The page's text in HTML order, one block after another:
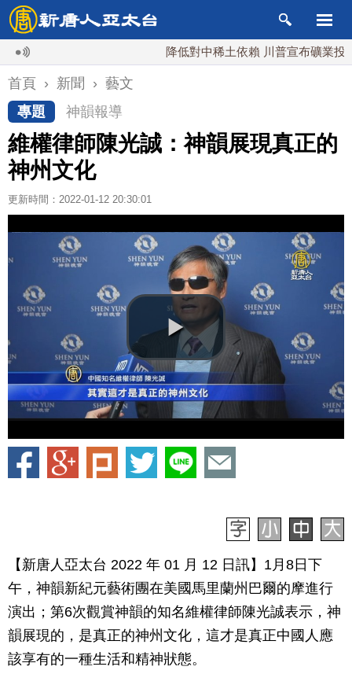
降低對中稀土依賴 川普宣布礦業投資20億
首頁 › 新聞 › 藝文
專題
神韻報導
維權律師陳光誠：神韻展現真正的
神州文化
更新時間：2022-01-12 20:30:01
【新唐人亞太台 2022 年 01 月 12 日訊】1月8日下
午，神韻新紀元藝術團在美國馬里蘭州巴爾的摩進行
演出；第6次觀賞神韻的知名維權律師陳光誠表示，神
韻展現的，是真正的神州文化，這才是真正中國人應
該享有的一種生活和精神狀態。